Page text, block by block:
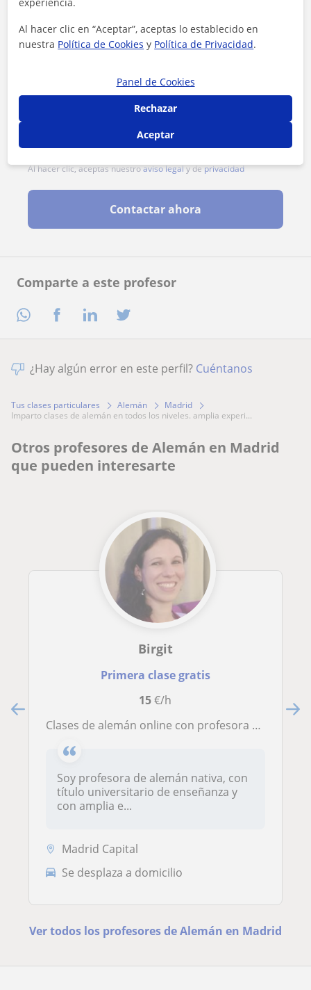
Comparte a este profesor
Al hacer clic, aceptas nuestroaviso legaly deprivacidad
Contactar ahora
¿Hay algún error en este perfil? Cuéntanos
Tus clases particulares Alemán
Madrid
imparto clases de alemán en todos los niveles. amplia experi...
Otros profesores de Alemán en Madrid
que pueden interesarte
Birgit
Primera clase gratis
15€/h
clases de alemán online con profesora nativa
Soy profesora de alemán nativa, con
título universitario de enseñanza y
con amplia e...
Madrid Capital
Se desplaza a domicilio
Ver todos los profesores de Alemán en Madrid
Al hacer clic en “Aceptar”, aceptas lo establecido en
nuestra Política de Cookies y Política de Privacidad.
Panel de Cookies
Rechazar
Aceptar